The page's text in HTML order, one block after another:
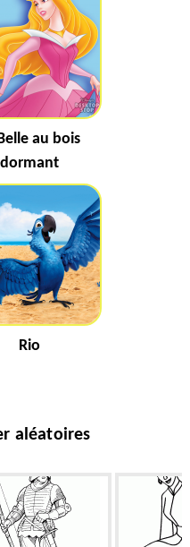
au bois
dormant
Rio
aléatoires